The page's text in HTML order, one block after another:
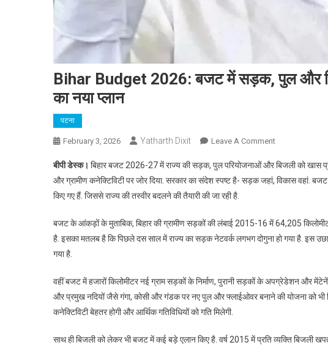
Bihar Budget 2026: बजट में सड़क, पुल और
का नया प्लान
पटना
February 3, 2026 Yatharth Dixit Leave A CommentOn
Budget
2026:
सड़क,
पुल
को
लेकर
पढ़िए
बीपी डेस्क। बिहार बजट 2026-27 में राज्य की सड़क, पुल परियोजनाओं और बिजली को खास
और ग्रामीण कनेक्टिविटी पर जोर दिया. सरकार का संदेश स्पष्ट है- सड़क जहां, विकास वहां.
किए गए हैं. जिससे राज्य की तस्वीर बदलने की तैयारी की जा रही है.
बजट के आंकड़ों के मुताबिक, बिहार की ग्रामीण सड़कों की लंबाई 2015-16 में 64,205
है. इसका मतलब है कि पिछले दस साल में राज्य का सड़क नेटवर्क लगभग दोगुना हो गया है. इस
गया है.
वहीं बजट में हजारों किलोमीटर नई ग्राम सड़कों के निर्माण, पुरानी सड़कों के अपग्रेडेशन और
और प्रमुख नदियों जैसे गंगा, कोसी और गंडक पर नए पुल और फ्लाईओवर बनाने की योजना को भी
कनेक्टिविटी बेहतर होगी और आर्थिक गतिविधियों को गति मिलेगी.
साथ ही बिजली को लेकर भी बजट में कई बड़े एलान किए है. वर्ष 2015 में प्रति व्यक्ति बिजली